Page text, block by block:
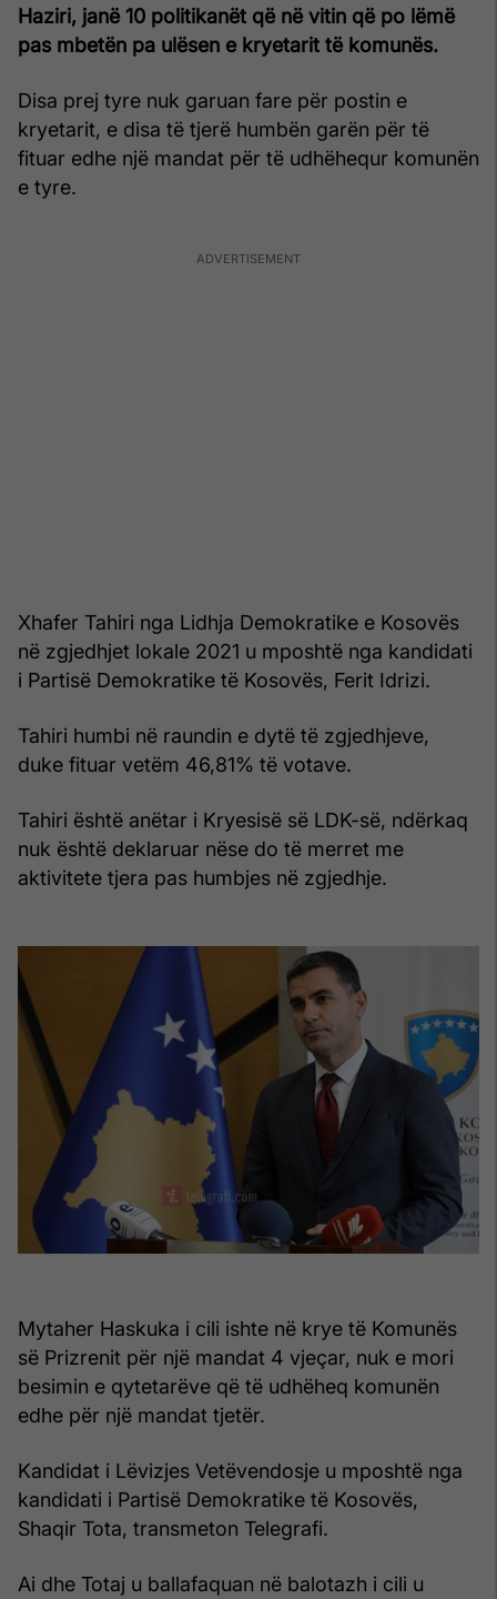
Haziri, janë 10 politikanët që në vitin që po lëmë
pas mbetën pa ulësen e kryetarit të komunës.
Disa prej tyre nuk garuan fare për postin e
kryetarit, e disa të tjerë humbën garën për të
fituar edhe një mandat për të udhëhequr komunën
e tyre.
Xhafer Tahiri nga Lidhja Demokratike e Kosovës
në zgjedhjet lokale 2021 u mposhtë nga kandidati
i Partisë Demokratike të Kosovës, Ferit Idrizi.
Tahiri humbi në raundin e dytë të zgjedhjeve,
duke fituar vetëm 46,81% të votave.
Tahiri është anëtar i Kryesisë së LDK-së, ndërkaq
nuk është deklaruar nëse do të merret me
aktivitete tjera pas humbjes në zgjedhje.
Mytaher Haskuka i cili ishte në krye të Komunës
së Prizrenit për një mandat 4 vjeçar, nuk e mori
besimin e qytetarëve që të udhëheq komunën
edhe për një mandat tjetër.
Kandidat i Lëvizjes Vetëvendosje u mposhtë nga
kandidati i Partisë Demokratike të Kosovës,
Shaqir Tota, transmeton Telegrafi.
Ai dhe Totaj u ballafaquan në balotazh i cili u